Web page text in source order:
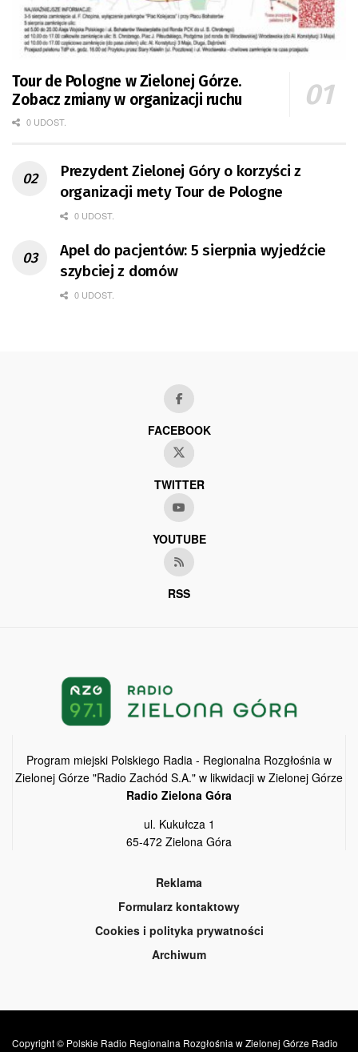
Tour de Pologne w Zielonej Górze.
Zobacz zmiany w organizacji ruchu
0 UDOST.
Prezydent Zielonej Góry o korzyści z
organizacji mety Tour de Pologne
0 UDOST.
Apel do pacjentów: 5 sierpnia wyjedźcie
szybciej z domów
0 UDOST.
FACEBOOK
TWITTER
YOUTUBE
RSS
Program miejski Polskiego Radia - Regionalna Rozgłośnia w
Zielonej Górze "Radio Zachód S.A." w likwidacji w Zielonej Górze
Radio Zielona Góra
ul. Kukułcza 1
65-472 Zielona Góra
Reklama
Formularz kontaktowy
Cookies i polityka prywatności
Archiwum
Copyright © Polskie Radio Regionalna Rozgłośnia w Zielonej Górze Radio